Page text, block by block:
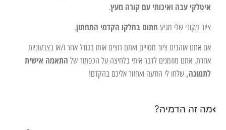
איטלקי עבה ואיכותי עם קורה מעץ.
ציור מקורי שלי מגיע חתום בחלקו הקדמי התחתון.
אם אתם אוהבים ציור מסויים ואתם רוצים אותו בגודל אחר ו/או בצבעוניות
אחרת, אתם מוזמנים לדבר איתי בלחיצה על הכפתור של התאמה אישית
לתמונה, שלחו לי הודעה ואחזור אליכם בהקדם!
מה זה הדמיה?